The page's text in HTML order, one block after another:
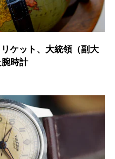
ケット、大統領（副大
時計